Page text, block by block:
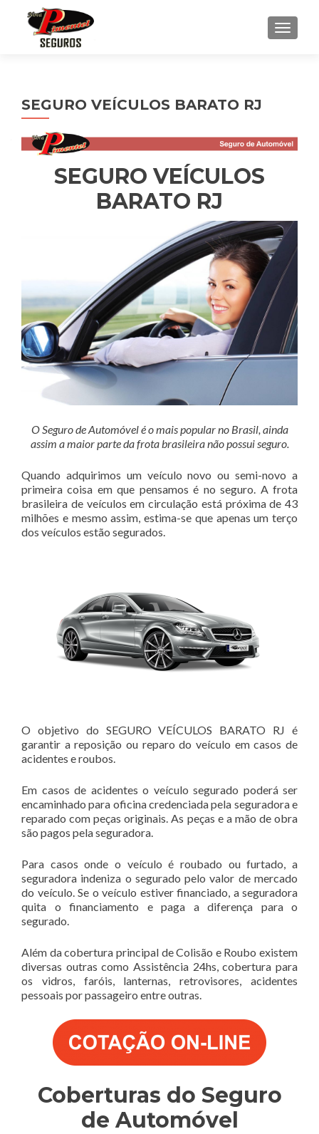
SEGURO VEÍCULOS BARATO RJ
SEGURO VEÍCULOS
BARATO RJ
O Seguro de Automóvel é o mais popular no Brasil, ainda
assim a maior parte da frota brasileira não possui seguro.
Quando adquirimos um veículo novo ou semi-novo a
primeira coisa em que pensamos é no seguro. A frota
brasileira de veículos em circulação está próxima de 43
milhões e mesmo assim, estima-se que apenas um terço
dos veículos estão segurados.
O objetivo do SEGURO VEÍCULOS BARATO RJ é
garantir a reposição ou reparo do veículo em casos de
acidentes e roubos.
Em casos de acidentes o veículo segurado poderá ser
encaminhado para oficina credenciada pela seguradora e
reparado com peças originais. As peças e a mão de obra
são pagos pela seguradora.
Para casos onde o veículo é roubado ou furtado, a
seguradora indeniza o segurado pelo valor de mercado
do veículo. Se o veículo estiver financiado, a seguradora
quita o financiamento e paga a diferença para o
segurado.
Além da cobertura principal de Colisão e Roubo existem
diversas outras como Assistência 24hs, cobertura para
os vidros, faróis, lanternas, retrovisores, acidentes
pessoais por passageiro entre outras.
Coberturas do Seguro
de Automóvel